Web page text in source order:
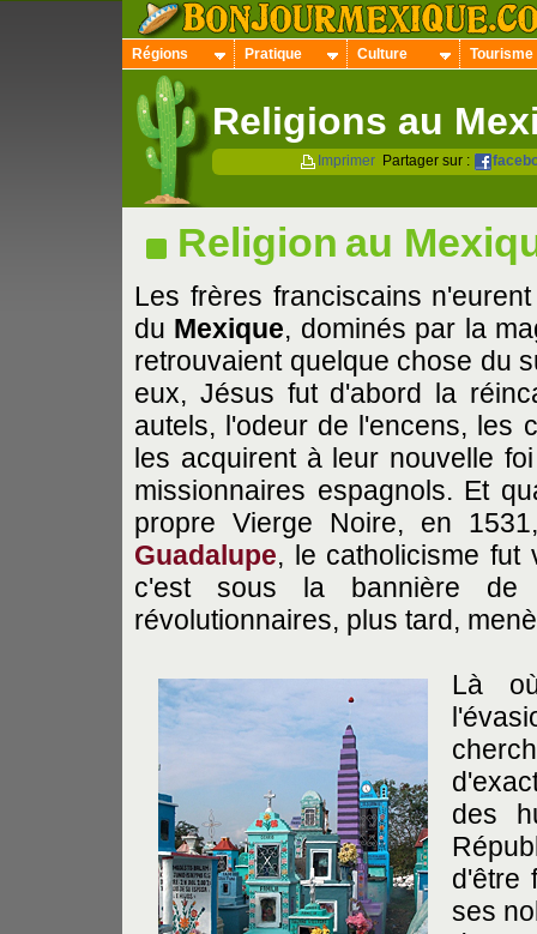
Régions Pratique Culture Tourisme
Religions au
Imprimer Partager sur :
Religion au
Les frères franciscains
du Mexique, dominés par la
retrouvaient quelque chose du
eux, Jésus fut d'abord la
autels, l'odeur de l'encens, les
les acquirent à leur nouvelle
missionnaires espagnols. Et
propre Vierge Noire, en
Guadalupe, le catholicisme fut
c'est sous la bannière
révolutionnaires, plus tard,
Là
des
d'être
ses